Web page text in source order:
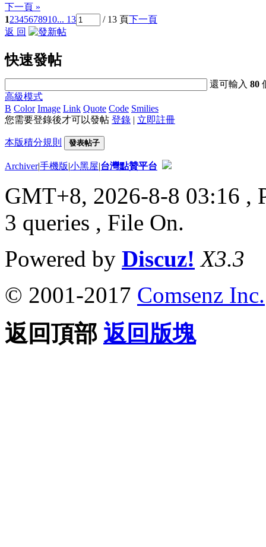
下一頁 »
12345678910... 13 / 13 頁下一頁
返 回
快速發帖
還可輸入80
高級模式
B Color Image Link Quote Code Smilies
您需要登錄後才可以發帖 登錄 | 立即註冊
本版積分規則 發表帖子
Archiver|手機版|小黑屋|台灣點贊平台
GMT+8, 2026-8-8 03:16 ,
3 queries , File On.
Powered by Discuz! X3.3
© 2001-2017 Comsenz Inc.
返回頂部 返回版塊